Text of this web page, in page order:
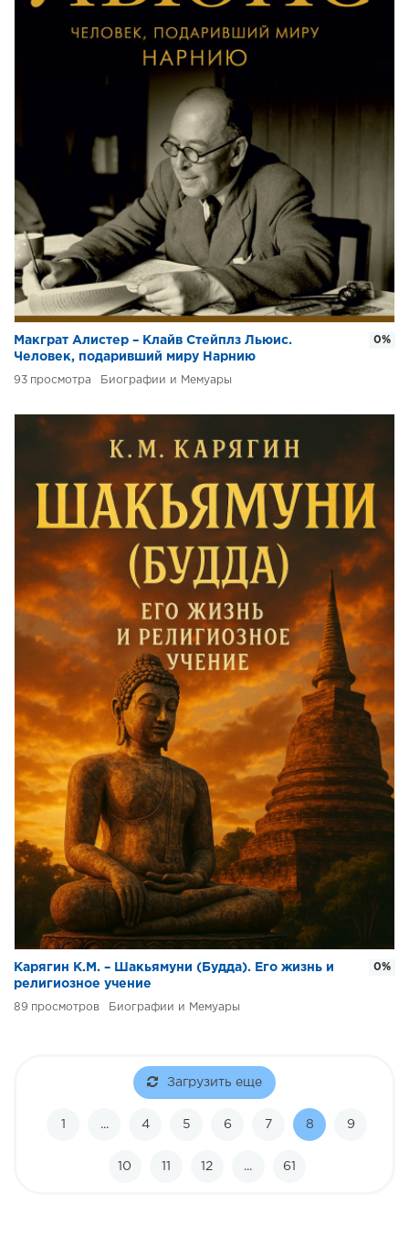
Макграт Алистер – Клайв Стейплз Льюис.
Человек, подаривший миру Нарнию
93 Биографии и Мемуары
0%
Карягин К.М. – Шакьямуни (Будда). Его жизнь и
религиозное учение
89 Биографии и Мемуары
0%
Загрузить еще
1 ... 4 5 6 7 8 9
10 11 12 ... 61